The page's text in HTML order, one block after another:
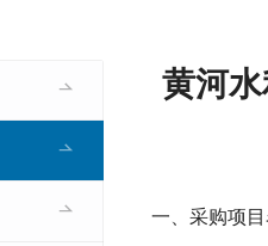
黄河
一、采购项